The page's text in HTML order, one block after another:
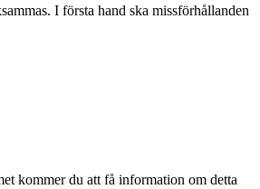
I första hand ska missförhållanden
kommer du att få information om detta